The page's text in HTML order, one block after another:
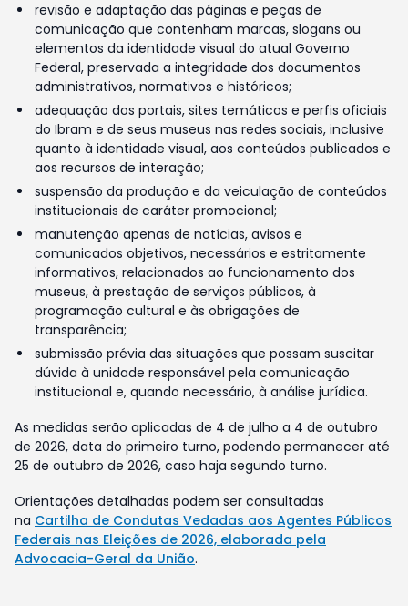
revisão e adaptação das páginas e peças de
comunicação que contenham marcas, slogans ou
elementos da identidade visual do atual Governo
Federal, preservada a integridade dos documentos
administrativos, normativos e históricos;
adequação dos portais, sites temáticos e perfis oficiais
do Ibram e de seus museus nas redes sociais, inclusive
quanto à identidade visual, aos conteúdos publicados e
aos recursos de interação;
suspensão da produção e da veiculação de conteúdos
institucionais de caráter promocional;
manutenção apenas de notícias, avisos e
comunicados objetivos, necessários e estritamente
informativos, relacionados ao funcionamento dos
museus, à prestação de serviços públicos, à
programação cultural e às obrigações de
transparência;
submissão prévia das situações que possam suscitar
dúvida à unidade responsável pela comunicação
institucional e, quando necessário, à análise jurídica.
As medidas serão aplicadas de 4 de julho a 4 de outubro
de 2026, data do primeiro turno, podendo permanecer até
25 de outubro de 2026, caso haja segundo turno.
Orientações detalhadas podem ser consultadas
na Cartilha de Condutas Vedadas aos Agentes Públicos
Federais nas Eleições de 2026, elaborada pela
Advocacia-Geral da União.